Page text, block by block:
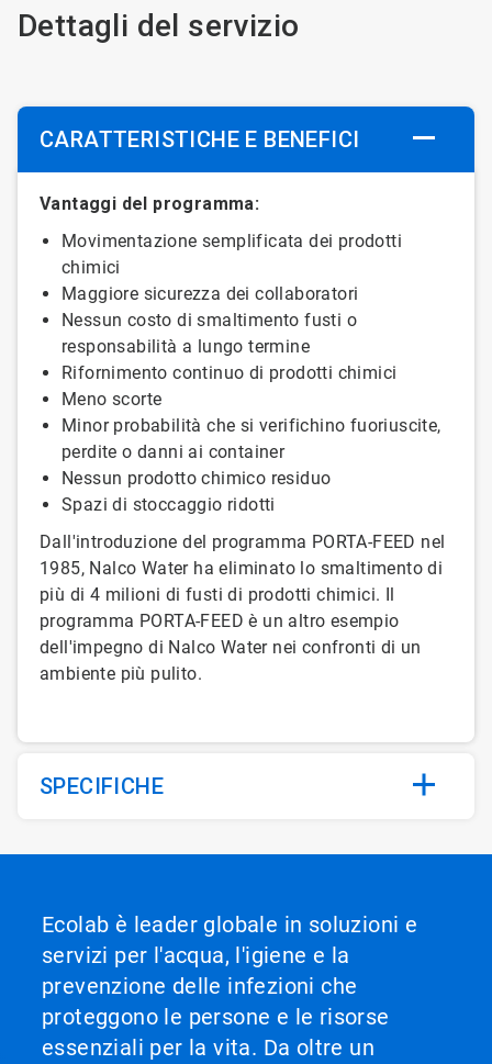
Dettagli del servizio
CARATTERISTICHE E BENEFICI
Vantaggi del programma:
Movimentazione semplificata dei prodotti
chimici
Maggiore sicurezza dei collaboratori
Nessun costo di smaltimento fusti o
responsabilità a lungo termine
Rifornimento continuo di prodotti chimici
Meno scorte
Minor probabilità che si verifichino fuoriuscite,
perdite o danni ai container
Nessun prodotto chimico residuo
Spazi di stoccaggio ridotti
Dall'introduzione del programma PORTA-FEED nel
1985, Nalco Water ha eliminato lo smaltimento di
più di 4 milioni di fusti di prodotti chimici. Il
programma PORTA-FEED è un altro esempio
dell'impegno di Nalco Water nei confronti di un
ambiente più pulito.
SPECIFICHE
Ecolab è leader globale in soluzioni e
servizi per l'acqua, l'igiene e la
prevenzione delle infezioni che
proteggono le persone e le risorse
essenziali per la vita. Da oltre un